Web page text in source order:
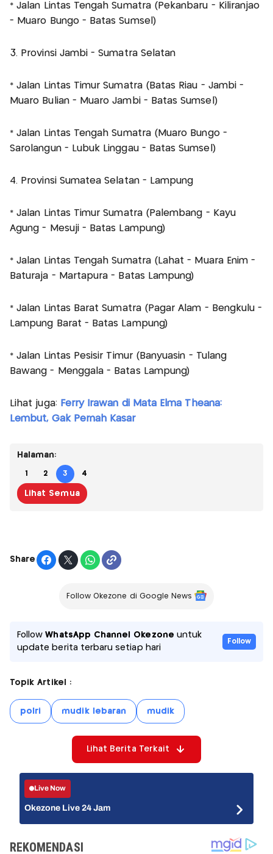
* Jalan Lintas Tengah Sumatra (Pekanbaru - Kiliranjao
- Muaro Bungo - Batas Sumsel)
3. Provinsi Jambi - Sumatra Selatan
* Jalan Lintas Timur Sumatra (Batas Riau - Jambi -
Muaro Bulian - Muaro Jambi - Batas Sumsel)
* Jalan Lintas Tengah Sumatra (Muaro Bungo -
Sarolangun - Lubuk Linggau - Batas Sumsel)
4. Provinsi Sumatea Selatan - Lampung
* Jalan Lintas Timur Sumatra (Palembang - Kayu
Agung - Mesuji - Batas Lampung)
* Jalan Lintas Tengah Sumatra (Lahat - Muara Enim -
Baturaja - Martapura - Batas Lampung)
* Jalan Lintas Barat Sumatra (Pagar Alam - Bengkulu -
Lampung Barat - Batas Lampung)
* Jalan Lintas Pesisir Timur (Banyuasin - Tulang
Bawang - Menggala - Batas Lampung)
Lihat juga: Ferry Irawan di Mata Elma Theana:
Lembut, Gak Pernah Kasar
Halaman:
1 2 3 4
Lihat Semua
Share
Follow Okezone di Google News
FollowWhatsApp Channel Okezone untuk
update berita terbaru setiap hari
Follow
Topik Artikel :
polri mudik lebaran mudik
Lihat Berita Terkait
Live Now
Okezone Live 24 Jam